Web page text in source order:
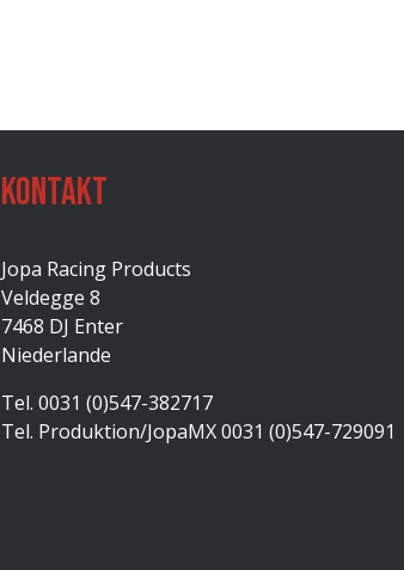
Kontakt
Jopa Racing Products
Veldegge 8
7468 DJ Enter
Niederlande
Tel. 0031 (0)547-382717
Tel. Produktion/JopaMX 0031 (0)547-729091